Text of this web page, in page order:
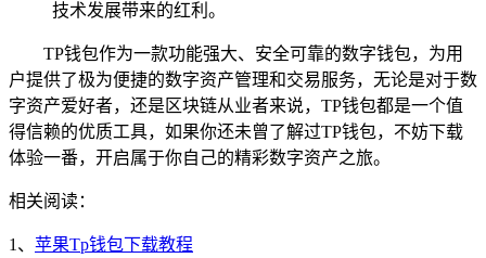
技术发展带来的红利。
TP钱包作为一款功能强大、安全可靠的数字钱包，为用
户提供了极为便捷的数字资产管理和交易服务，无论是对于数
字资产爱好者，还是区块链从业者来说，TP钱包都是一个值
得信赖的优质工具，如果你还未曾了解过TP钱包，不妨下载
体验一番，开启属于你自己的精彩数字资产之旅。
相关阅读：
1、 苹果Tp钱包下载教程